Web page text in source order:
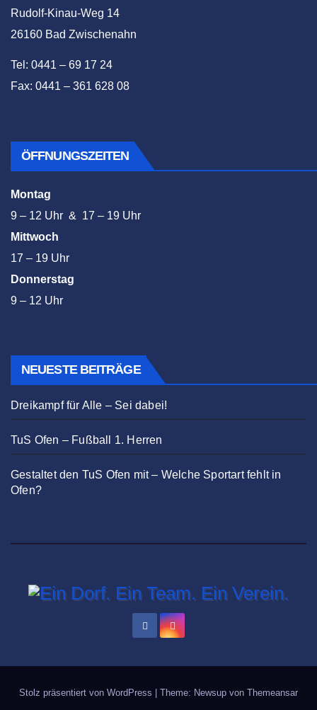
Rudolf-Kinau-Weg 14
26160 Bad Zwischenahn
Tel: 0441 – 69 17 24
Fax: 0441 – 361 628 08
ÖFFNUNGSZEITEN
Montag
9 – 12 Uhr & 17 – 19 Uhr
Mittwoch
17 – 19 Uhr
Donnerstag
9 – 12 Uhr
NEUESTE BEITRÄGE
Dreikampf für Alle – Sei dabei!
TuS Ofen – Fußball 1. Herren
Gestaltet den TuS Ofen mit – Welche Sportart fehlt in
Ofen?
Stolz präsentiert von WordPress Theme: Newsup von Themeansar